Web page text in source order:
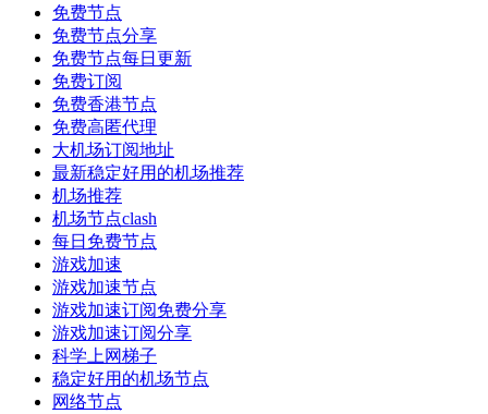
免费节点
免费节点分享
免费节点每日更新
免费订阅
免费香港节点
免费高匿代理
大机场订阅地址
最新稳定好用的机场推荐
机场推荐
机场节点clash
每日免费节点
游戏加速
游戏加速节点
游戏加速订阅免费分享
游戏加速订阅分享
科学上网梯子
稳定好用的机场节点
网络节点